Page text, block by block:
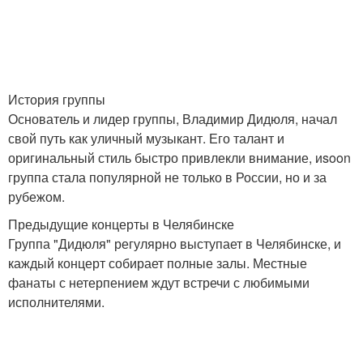
История группы
Основатель и лидер группы, Владимир Дидюля, начал
свой путь как уличный музыкант. Его талант и
оригинальный стиль быстро привлекли внимание, иsoon
группа стала популярной не только в России, но и за
рубежом.
Предыдущие концерты в Челябинске
Группа "Дидюля" регулярно выступает в Челябинске, и
каждый концерт собирает полные залы. Местные
фанаты с нетерпением ждут встречи с любимыми
исполнителями.